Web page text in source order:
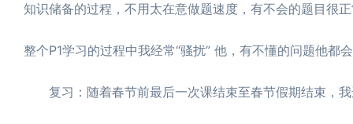
知识储备的过程，不用太在意做题速度，有不会的题目很
整个P1学习的过程中我经常“骚扰” 他，有不懂的问题他
复习：随着春节前最后一次课结束至春节假期结束，我